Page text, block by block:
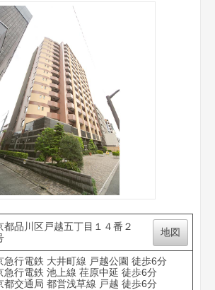
都品川区戸越五丁目１４番２
地図
急行電鉄 大井町線 戸越公園 徒歩6分
急行電鉄 池上線 荏原中延 徒歩6分
都交通局 都営浅草線 戸越 徒歩6分